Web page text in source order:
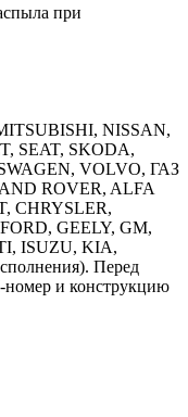
при
NISSAN,
SEAT, SKODA,
VOLVO, ГАЗ
ROVER, ALFA
CHRYSLER,
GEELY, GM,
ISUZU, KIA,
Перед
номер и конструкцию